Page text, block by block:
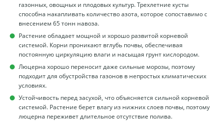
газонных, овощных и плодовых культур. Трехлетние кусты
способна накапливать количество азота, которое сопоставимо с
внесением 65 тонн навоза.
Растение обладает мощной и хорошо развитой корневой
системой. Корни проникают вглубь почвы, обеспечивая
постоянную циркуляцию влаги и насыщая грунт кислородом.
Люцерна хорошо переносит даже сильные морозы, поэтому
подходит для обустройства газонов в непростых климатических
условиях.
Устойчивость перед засухой, что объясняется сильной корневой
системой. Растение берет влагу из нижних слоев почвы, поэтому
люцерна переживет длительное отсутствие полива.